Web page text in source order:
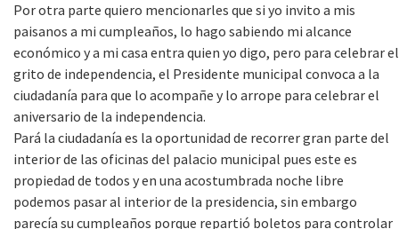
Por otra parte quiero mencionarles que si yo invito a mis
paisanos a mi cumpleaños, lo hago sabiendo mi alcance
económico y a mi casa entra quien yo digo, pero para celebrar el
grito de independencia, el Presidente municipal convoca a la
ciudadanía para que lo acompañe y lo arrope para celebrar el
aniversario de la independencia.
Pará la ciudadanía es la oportunidad de recorrer gran parte del
interior de las oficinas del palacio municipal pues este es
propiedad de todos y en una acostumbrada noche libre
podemos pasar al interior de la presidencia, sin embargo
parecía su cumpleaños porque repartió boletos para controlar